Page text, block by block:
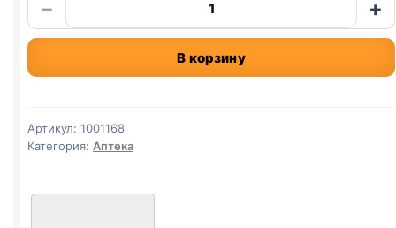
−
товара
БАРС
инсектоакарицидный
собак,
100
+
В корзину
Артикул: 1001168
Категория: Аптека